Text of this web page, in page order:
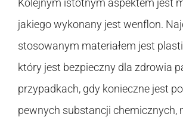
Kolejnym istotnym aspektem jest
jakiego wykonany jest wenflon.
stosowanym materiałem jest
który jest bezpieczny dla zdrowia
przypadkach, gdy konieczne jest
pewnych substancji chemicznych,